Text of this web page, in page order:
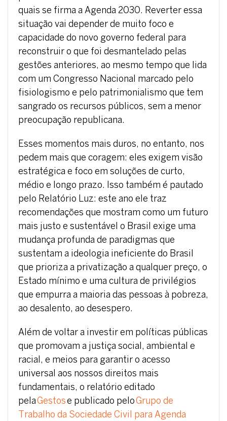
quais se firma a Agenda 2030. Reverter essa
situação vai depender de muito foco e
capacidade do novo governo federal para
reconstruir o que foi desmantelado pelas
gestões anteriores, ao mesmo tempo que lida
com um Congresso Nacional marcado pelo
fisiologismo e pelo patrimonialismo que tem
sangrado os recursos públicos, sem a menor
preocupação republicana.
Esses momentos mais duros, no entanto, nos
pedem mais que coragem: eles exigem visão
estratégica e foco em soluções de curto,
médio e longo prazo. Isso também é pautado
pelo Relatório Luz: este ano ele traz
recomendações que mostram como um futuro
mais justo e sustentável o Brasil exige uma
mudança profunda de paradigmas que
sustentam a ideologia ineficiente do Brasil
que prioriza a privatização a qualquer preço, o
Estado mínimo e uma cultura de privilégios
que empurra a maioria das pessoas à pobreza,
ao desalento, ao desespero.
Além de voltar a investir em políticas públicas
que promovam a justiça social, ambiental e
racial, e meios para garantir o acesso
universal aos nossos direitos mais
fundamentais, o relatório editado
pelaGestose publicado peloGrupo de
Trabalho da Sociedade Civil para Agenda